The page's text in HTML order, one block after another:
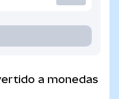
a monedas